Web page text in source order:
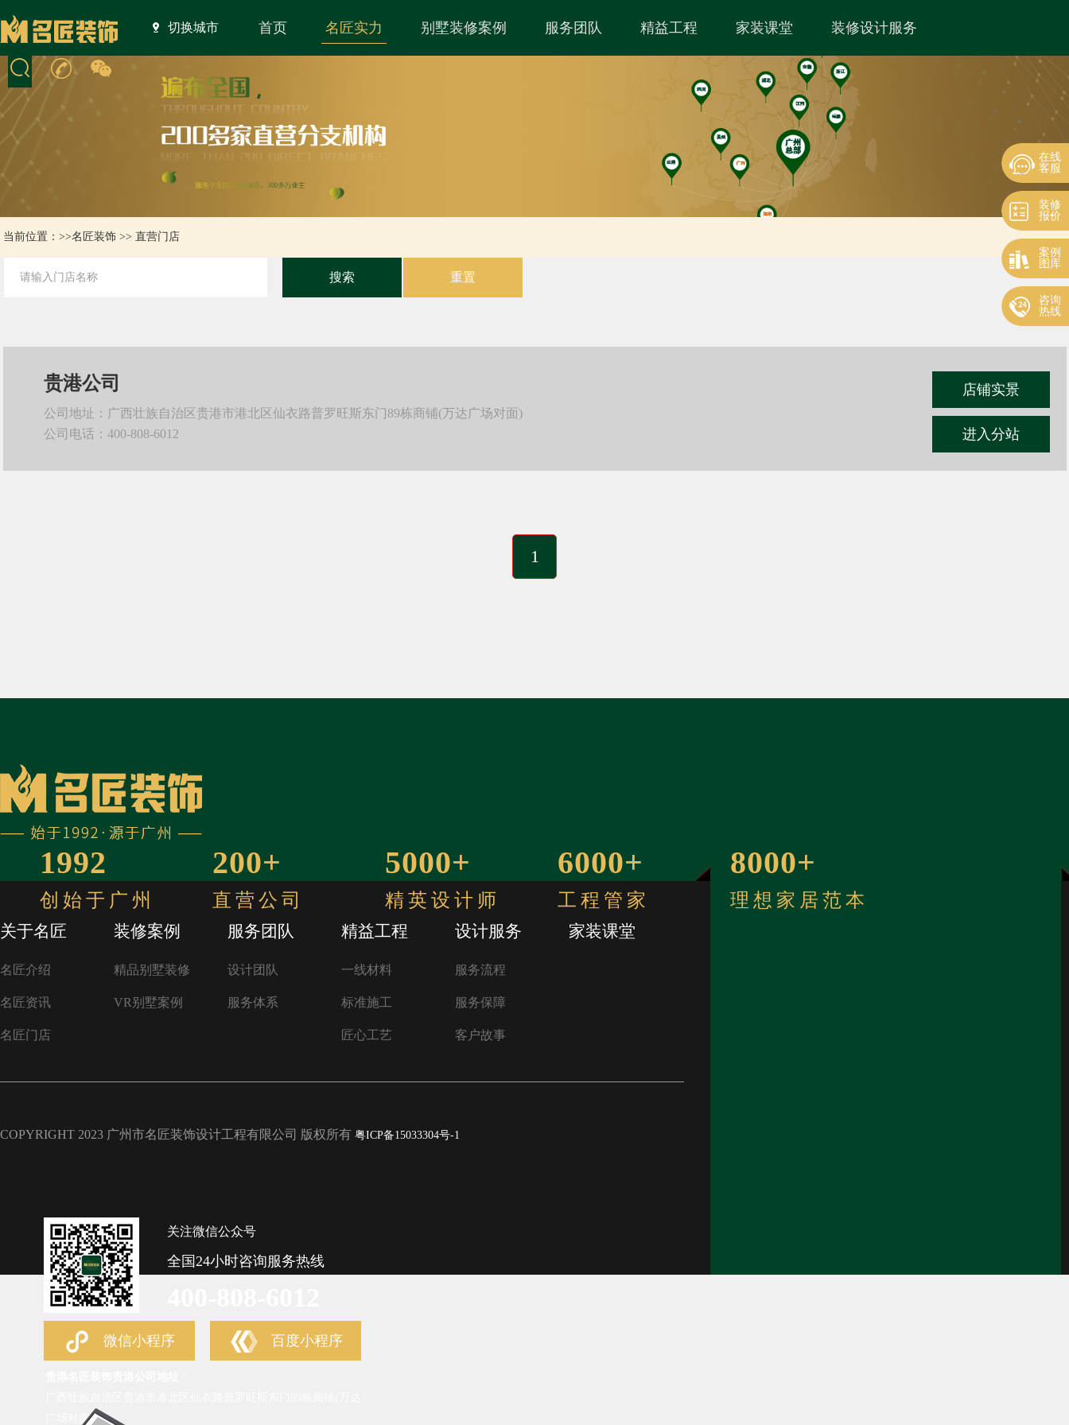
切换城市 首页 名匠实力 别墅装修案例 服务团队 精益工程 家装课堂 装修设计服务
当前位置：>>名匠装饰>> 直营门店
搜索 重置
贵港公司
公司地址：广西壮族自治区贵港市港北区仙衣路普罗旺斯东门89栋商铺(万达广场对面)
公司电话：400-808-6012
店铺实景
进入分站
1
1992
创始于广州
200+
直营公司
5000+
精英设计师
6000+
工程管家
8000+
理想家居范本
关于名匠
名匠介绍
名匠资讯
名匠门店
装修案例
精品别墅装修
VR别墅案例
服务团队
设计团队
服务体系
精益工程
一线材料
标准施工
匠心工艺
设计服务
服务流程
服务保障
客户故事
家装课堂
COPYRIGHT 2023 广州市名匠装饰设计工程有限公司 版权所有 粤ICP备15033304号-1
关注微信公众号
全国24小时咨询服务热线
微信小程序 百度小程序
广场对面)
开始计算
*装修预算会根据实际情况有所变化
在线
客服
装修
报价
案例
图库
咨询
热线